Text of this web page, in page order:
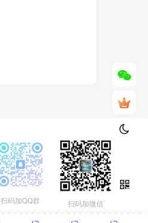
扫码加QQ群 扫码加微信